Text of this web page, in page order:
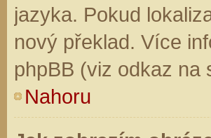
jazyka. Pokud
nový překlad. Více
phpBB (viz odkaz na
Nahoru